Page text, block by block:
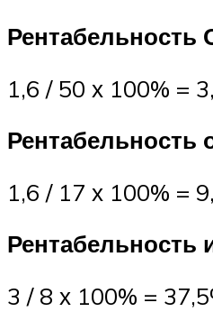
Рентабельность
1,6 / 50 х 100% =
Рентабельность
1,6 / 17 х 100% =
Рентабельность
3 / 8 х 100% =